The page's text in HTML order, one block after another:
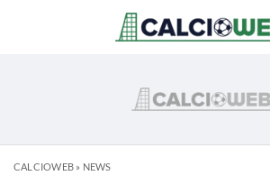
CALCIOWEB» NEWS